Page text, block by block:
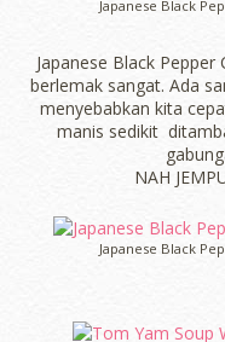
Japanese Black
Japanese Black
berlemak sangat. Ada
menyebabkan kita
manis sedikit
NAH
Japanese Black